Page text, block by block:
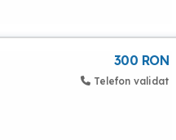
300 RON
Telefon validat